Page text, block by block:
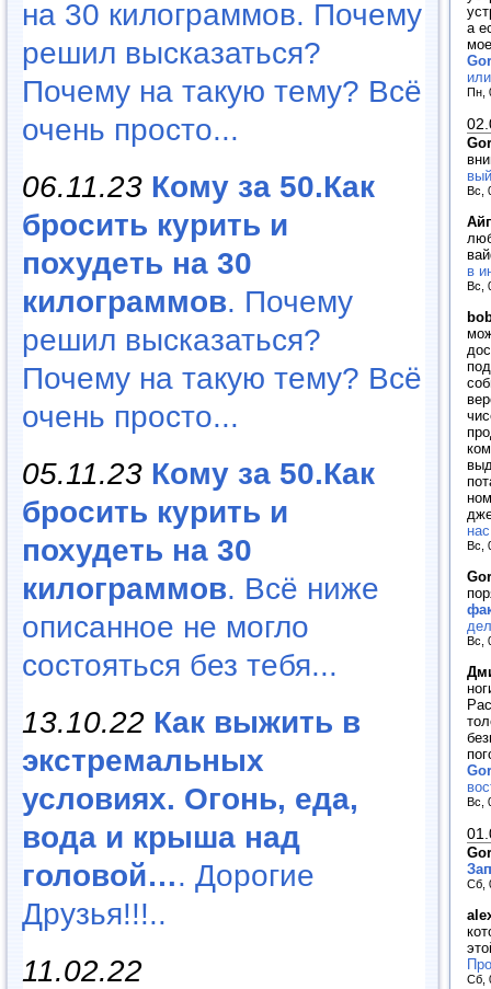
на 30 килограммов. Почему
решил высказаться?
Почему на такую тему? Всё
очень просто...
06.11.23 Кому за 50.Как
бросить курить и
похудеть на 30
килограммов. Почему
решил высказаться?
Почему на такую тему? Всё
очень просто...
05.11.23 Кому за 50.Как
бросить курить и
похудеть на 30
килограммов. Всё ниже
описанное не могло
состояться без тебя...
13.10.22 Как выжить в
экстремальных
условиях. Огонь, еда,
вода и крыша над
головой…. Дорогие
Друзья!!!..
11.02.22
а
Пн,
Вс,
в
Вс,
Вс,
Вс,
Вс,
Сб,
Сб,